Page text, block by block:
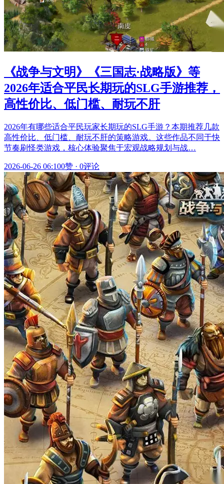
《战争与文明》《三国志·战略版》等
2026年适合平民长期玩的SLG手游推荐，
高性价比、低门槛、耐玩不肝
2026年有哪些适合平民玩家长期玩的SLG手游？本期推荐几款
高性价比、低门槛、耐玩不肝的策略游戏。这些作品不同于快
节奏刷怪类游戏，核心体验聚焦于宏观战略规划与战…
2026-06-26 06:100赞 · 0评论